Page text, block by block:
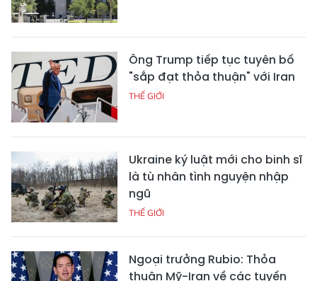
Ông Trump tiếp tục tuyên bố
"sắp đạt thỏa thuận" với Iran
THẾ GIỚI
Ukraine ký luật mới cho binh sĩ
là tù nhân tình nguyện nhập
ngũ
THẾ GIỚI
Ngoại trưởng Rubio: Thỏa
thuận Mỹ-Iran về các tuyến